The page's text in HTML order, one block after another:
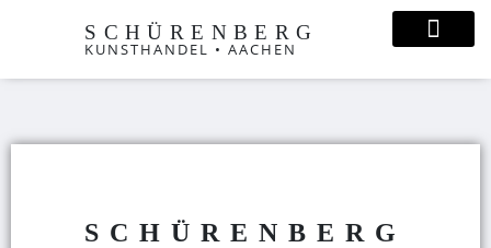
SCHÜRENBERG
KUNSTHANDEL • AACHEN
SCHÜRENBERG